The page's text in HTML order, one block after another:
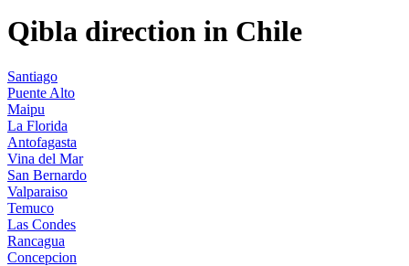
Qibla direction in Chile
Santiago
Puente Alto
Maipu
La Florida
Antofagasta
Vina del Mar
San Bernardo
Valparaiso
Temuco
Las Condes
Rancagua
Concepcion